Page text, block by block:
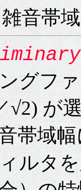
音帯
グフ
√2) が
帯域
ルタ